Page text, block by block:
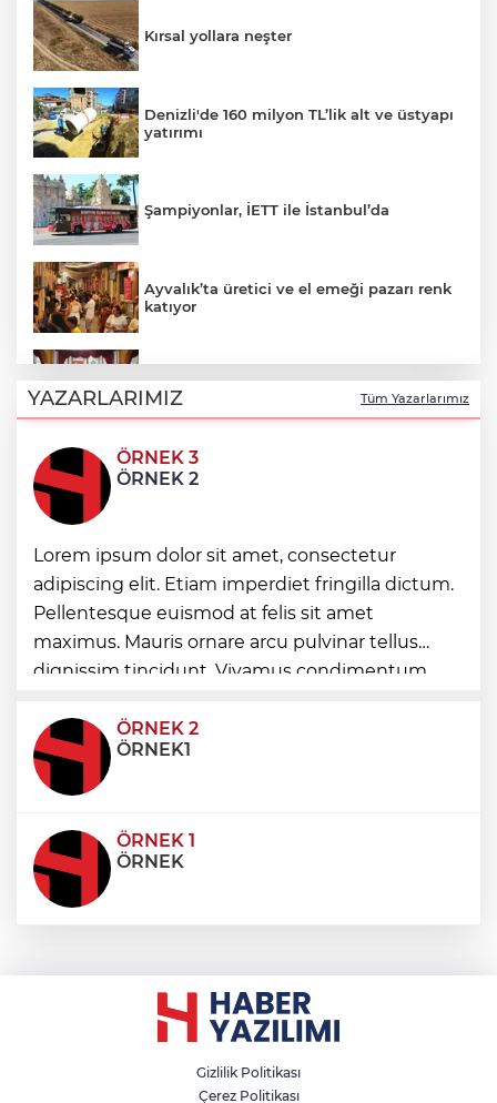
Kırsal yollara neşter
Denizli'de 160 milyon TL’lik alt ve üstyapı
yatırımı
Şampiyonlar, İETT ile İstanbul’da
Ayvalık’ta üretici ve el emeği pazarı renk
katıyor
birliği
İpsala OSB'nin gelişimi için kritik ziyaret
Bursa Büyükşehir Harmancık’ta da yolları
yeniliyor
Ağrı'da toplu sünnet şöleni
YAZARLARIMIZ Tüm Yazarlarımız
ÖRNEK 3
ÖRNEK 2
Lorem ipsum dolor sit amet, consectetur
adipiscing elit. Etiam imperdiet fringilla dictum.
Pellentesque euismod at felis sit amet
maximus. Mauris ornare arcu pulvinar tellus
dignissim tincidunt. Vivamus condimentum
condimentum eros et, faucibus sapien. Praese
ÖRNEK 2
ÖRNEK1
ÖRNEK 1
ÖRNEK
Gizlilik Politikası
Çerez Politikası